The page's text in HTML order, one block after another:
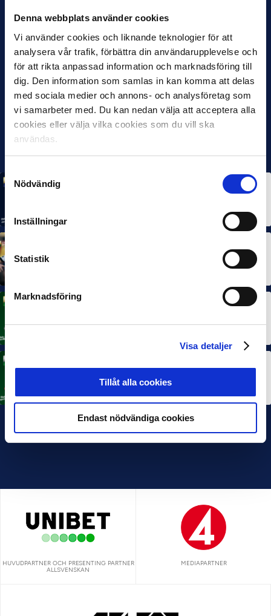
Denna webbplats använder cookies
Vi använder cookies och liknande teknologier för att
analysera vår trafik, förbättra din användarupplevelse och
för att rikta anpassad information och marknadsföring till
dig. Den information som samlas in kan komma att delas
med sociala medier och annons- och analysföretag som
vi samarbeter med. Du kan nedan välja att acceptera alla
cookies eller välja vilka cookies som du vill ska
användas.
Samtyckesval
Nödvändig
Inställningar
Statistik
Marknadsföring
Visa detaljer
Tillåt alla cookies
Endast nödvändiga cookies
Dubbla Landskrona-priser när juni summeras
MÅNADENS TRÄNARE
Rösta på Månadens Tränare i juni
3 JUL 2026
HUVUDPARTNER OCH PRESENTING PARTNER
ALLSVENSKAN
MEDIAPARTNER